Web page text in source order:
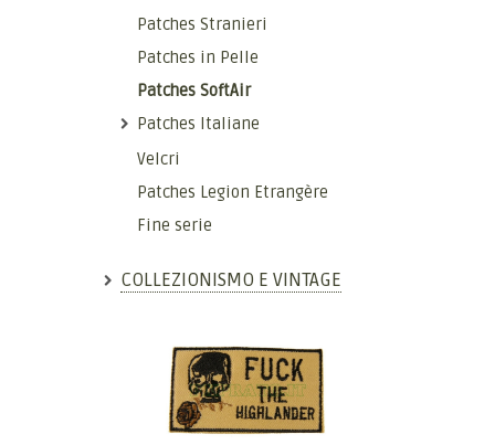
Patches Stranieri
Patches in Pelle
Patches SoftAir
Patches Italiane
Velcri
Patches Legion Etrangère
Fine serie
COLLEZIONISMO E VINTAGE